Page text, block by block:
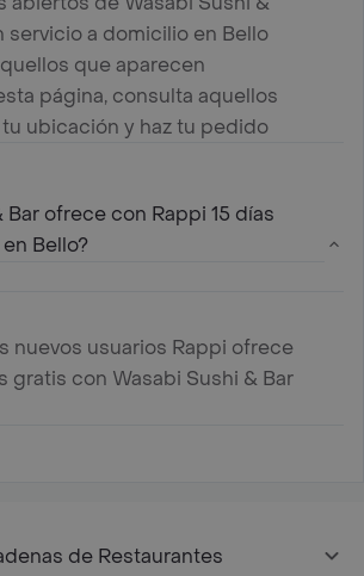
servicio a domicilio en Bello
que aparecen
página, consulta aquellos
ubicación y haz tu pedido
Bar ofrece con Rappi 15 días
Bello?
nuevos usuarios Rappi ofrece
gratis con Wasabi Sushi & Bar
de Restaurantes